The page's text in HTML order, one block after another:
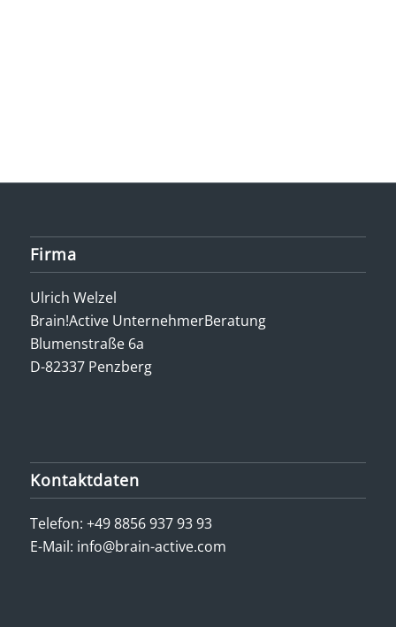
Firma
Ulrich Welzel
Brain!Active UnternehmerBeratung
Blumenstraße 6a
D-82337 Penzberg
Kontaktdaten
Telefon: +49 8856 937 93 93
E-Mail: info@brain-active.com